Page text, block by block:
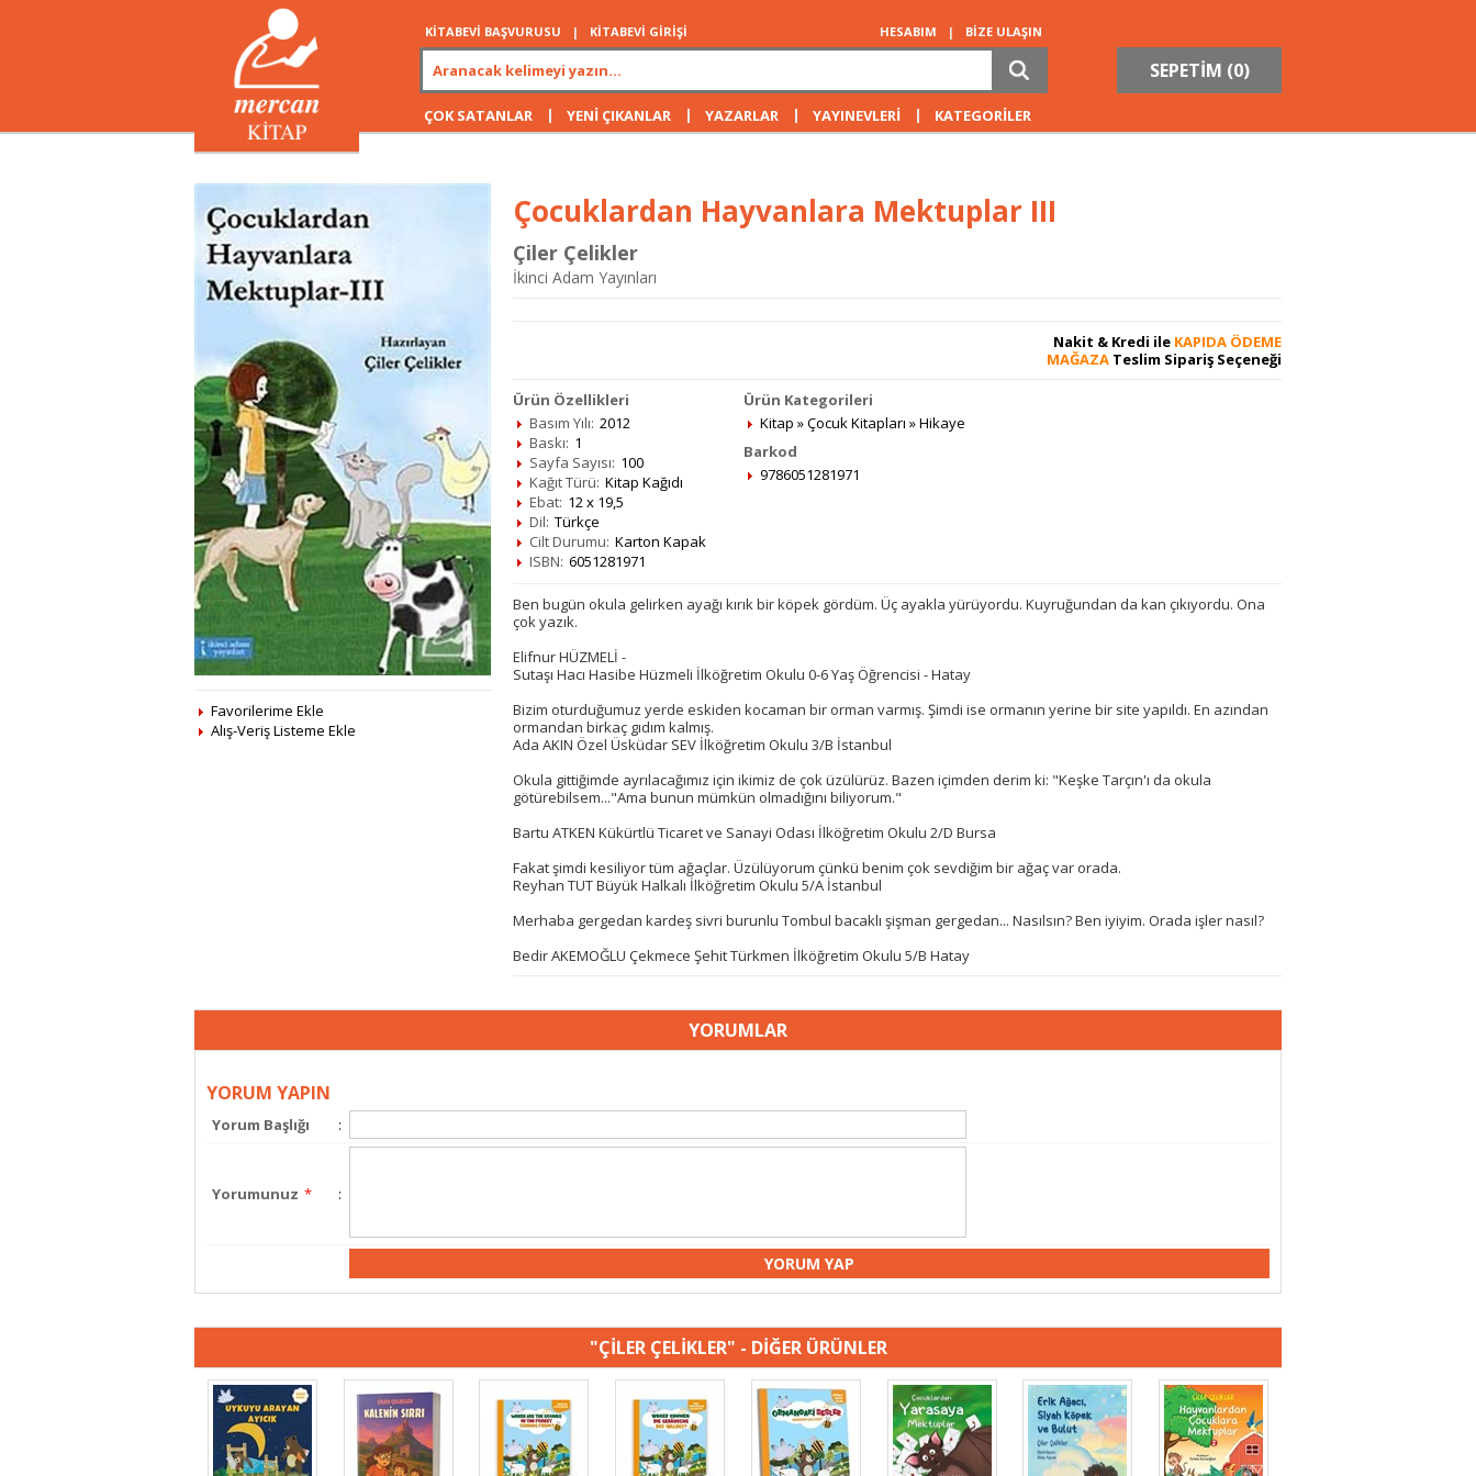
KİTABEVİ BAŞVURUSU | KİTABEVİ GİRİŞİ HESABIM | BİZE ULAŞIN
SEPETİM (0)
ÇOK SATANLAR | YENİ ÇIKANLAR | YAZARLAR | YAYINEVLERİ | KATEGORİLER
Favorilerime Ekle
Alış-Veriş Listeme Ekle
Çocuklardan Hayvanlara Mektuplar III
Çiler Çelikler
İkinci Adam Yayınları
Nakit & Kredi ile KAPIDA ÖDEME
MAĞAZA Teslim Sipariş Seçeneği
Ürün Özellikleri
Basım Yılı: 2012
Baskı: 1
Sayfa Sayısı: 100
Kağıt Türü: Kitap Kağıdı
Ebat: 12 x 19,5
Dil: Türkçe
Cilt Durumu: Karton Kapak
ISBN: 6051281971
Ürün Kategorileri
Kitap »Çocuk Kitapları »Hikaye
Barkod
9786051281971
Ben bugün okula gelirken ayağı kırık bir köpek gördüm. Üç ayakla yürüyordu. Kuyruğundan da kan çıkıyordu. Ona
çok yazık.
Elifnur HÜZMELİ -
Sutaşı Hacı Hasibe Hüzmeli İlköğretim Okulu 0-6 Yaş Öğrencisi - Hatay
Bizim oturduğumuz yerde eskiden kocaman bir orman varmış. Şimdi ise ormanın yerine bir site yapıldı. En azından
ormandan birkaç gıdım kalmış.
Ada AKIN Özel Üsküdar SEV İlköğretim Okulu 3/B İstanbul
Okula gittiğimde ayrılacağımız için ikimiz de çok üzülürüz. Bazen içimden derim ki: "Keşke Tarçın'ı da okula
götürebilsem..."Ama bunun mümkün olmadığını biliyorum."
Bartu ATKEN Kükürtlü Ticaret ve Sanayi Odası İlköğretim Okulu 2/D Bursa
Fakat şimdi kesiliyor tüm ağaçlar. Üzülüyorum çünkü benim çok sevdiğim bir ağaç var orada.
Reyhan TUT Büyük Halkalı İlköğretim Okulu 5/A İstanbul
Merhaba gergedan kardeş sivri burunlu Tombul bacaklı şişman gergedan... Nasılsın? Ben iyiyim. Orada işler nasıl?
Bedir AKEMOĞLU Çekmece Şehit Türkmen İlköğretim Okulu 5/B Hatay
YORUMLAR
YORUM YAPIN
Yorum Başlığı :
Yorumunuz * :
"ÇİLER ÇELİKLER" - DİĞER ÜRÜNLER